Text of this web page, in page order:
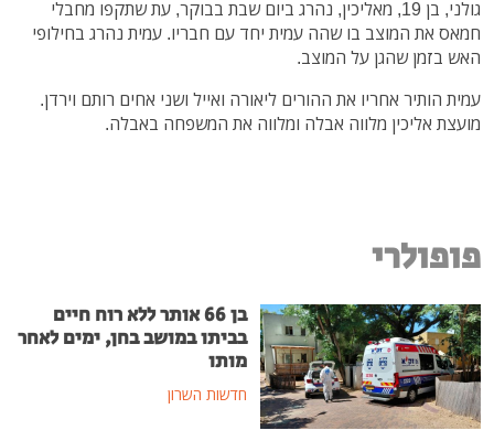
גולני, בן 19, מאליכין, נהרג ביום שבת בבוקר, עת שתקפו מחבלי
חמאס את המוצב בו שהה עמית יחד עם חבריו. עמית נהרג בחילופי
האש בזמן שהגן על המוצב.
עמית הותיר אחריו את ההורים ליאורה ואייל ושני אחים רותם וירדן.
מועצת אליכין מלווה אבלה ומלווה את המשפחה באבלה.
פופולרי
בן 66 אותר ללא רוח חיים
בביתו במושב בחן, ימים לאחר
מותו
חדשות השרון